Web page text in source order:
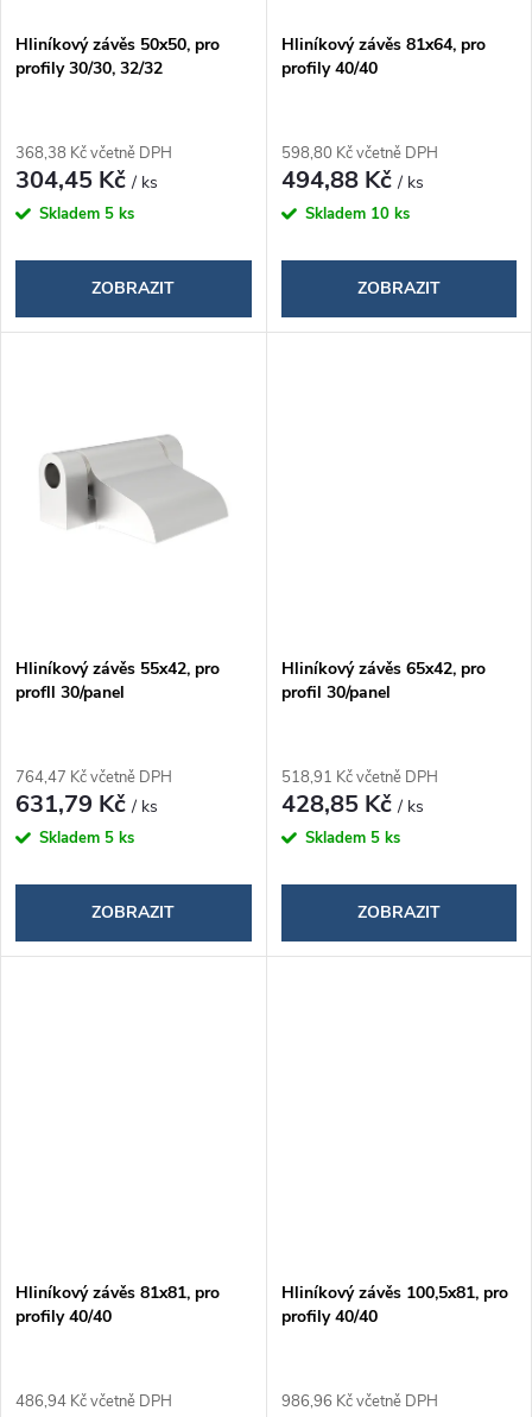
r
d
u
k
p
r
o
d
u
k
Hliníkový závěs 50x50, pro
profily 30/30, 32/32
368,38 Kč včetně DPH
304,45 Kč/ ks
Skladem 5 ks
ZOBRAZIT
Hliníkový závěs 81x64, pro
profily 40/40
598,80 Kč včetně DPH
494,88 Kč/ ks
Skladem 10 ks
ZOBRAZIT
Hliníkový závěs 55x42, pro
profll 30/panel
764,47 Kč včetně DPH
631,79 Kč/ ks
Skladem 5 ks
ZOBRAZIT
Hliníkový závěs 65x42, pro
profil 30/panel
518,91 Kč včetně DPH
428,85 Kč/ ks
Skladem 5 ks
ZOBRAZIT
Hliníkový závěs 81x81, pro
profily 40/40
486,94 Kč včetně DPH
Hliníkový závěs 100,5x81, pro
profily 40/40
986,96 Kč včetně DPH